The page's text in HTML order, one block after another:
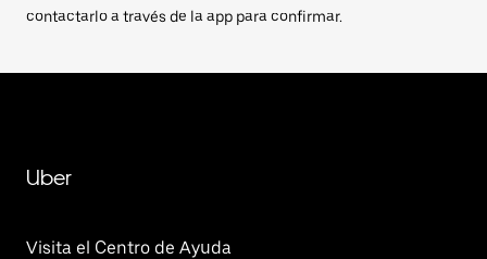
contactarlo a través de la app para confirmar.
Uber
Visita el Centro de Ayuda